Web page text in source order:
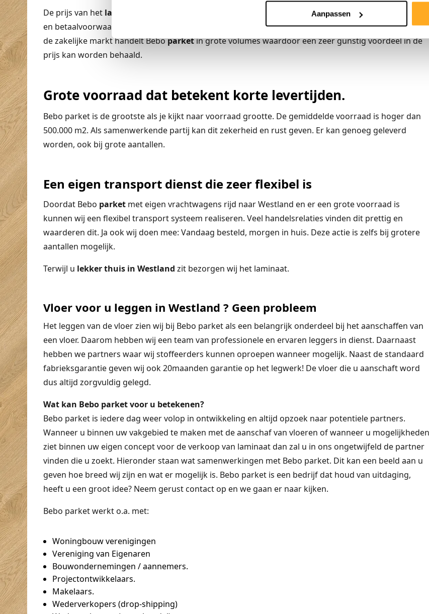
Aanpassen
De prijs van het laminaat
en pvc kan nog besproken worden en zal worden bepaald aan de volumes
en betaalvoorwaarden. Door de brede inzet van onze producten in zowel de consumentenmarkt en
de zakelijke markt handelt Beboparketin grote volumes waardoor een zeer gunstig voordeel in de
prijs kan worden behaald.
Grote voorraad dat betekent korte levertijden.
Bebo parket is de grootste als je kijkt naar voorraad grootte. De gemiddelde voorraad is hoger dan
500.000 m2. Als samenwerkende partij kan dit zekerheid en rust geven. Er kan genoeg geleverd
worden, ook bij grote aantallen.
Een eigen transport dienst die zeer flexibel is
Doordat Bebo parketmet eigen vrachtwagens rijd naar Westland en er een grote voorraad is
kunnen wij een flexibel transport systeem realiseren. Veel handelsrelaties vinden dit prettig en
waarderen dit. Ja ook wij doen mee: Vandaag besteld, morgen in huis. Deze actie is zelfs bij grotere
aantallen mogelijk.
Terwijl u lekker thuis in Westland zit bezorgen wij het laminaat.
Vloer voor u leggen in Westland ? Geen probleem
Het leggen van de vloer zien wij bij Bebo parket als een belangrijk onderdeel bij het aanschaffen van
een vloer. Daarom hebben wij een team van professionele en ervaren leggers in dienst. Daarnaast
hebben we partners waar wij stoffeerders kunnen oproepen wanneer mogelijk. Naast de standaard
fabrieksgarantie geven wij ook 20maanden garantie op het legwerk! De vloer die u aanschaft word
dus altijd zorgvuldig gelegd.
Wat kan Bebo parket voor u betekenen?
Bebo parket is iedere dag weer volop in ontwikkeling en altijd opzoek naar potentiele partners.
Wanneer u binnen uw vakgebied te maken met de aanschaf van vloeren of wanneer u mogelijkheden
ziet binnen uw eigen concept voor de verkoop van laminaat dan zal u in ons ongetwijfeld de partner
vinden die u zoekt. Hieronder staan wat samenwerkingen met Bebo parket. Dit kan een beeld aan u
geven hoe breed wij zijn en wat er mogelijk is. Bebo parket is een bedrijf dat houd van uitdaging,
heeft u een groot idee? Neem gerust contact op en we gaan er naar kijken.
Bebo parket werkt o.a. met:
Woningbouw verenigingen
Vereniging van Eigenaren
Bouwondernemingen / aannemers.
Projectontwikkelaars.
Makelaars.
Wederverkopers (drop-shipping)